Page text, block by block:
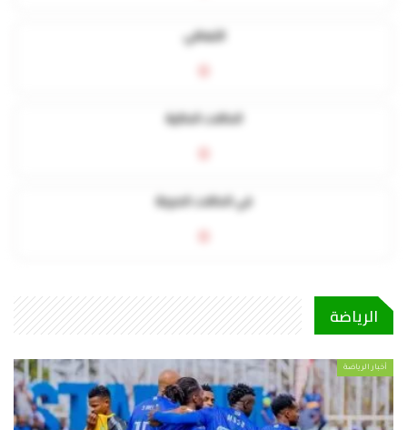
التعافي
في الحالات الحرجة
الرياضة
أخبار الرياضة